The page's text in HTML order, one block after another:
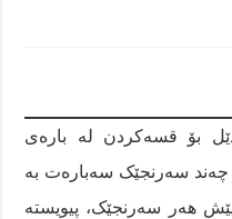
بۆ قسەکردن لە بارەی
چەند سەرنجێک سەبارەت بە
هەر سەرنجێک، پیویستە